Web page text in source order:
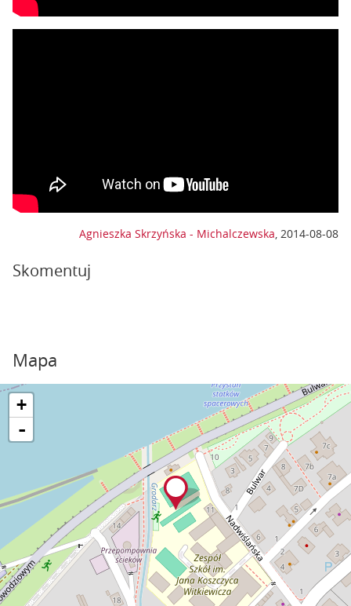
Agnieszka Skrzyńska - Michalczewska, 2014-08-08
Skomentuj
Mapa
+
-